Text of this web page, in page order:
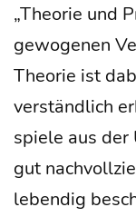
„Theo­rie und
ge­wo­ge­nen
Theo­rie ist
ver­ständ­lich
spie­le aus der
gut
leben­dig